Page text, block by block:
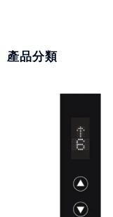
產品分類